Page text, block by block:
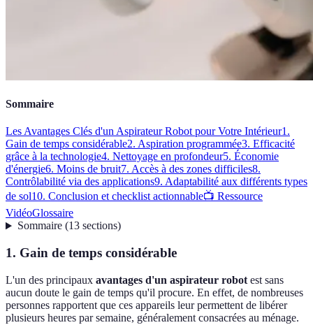
Sommaire
Les Avantages Clés d'un Aspirateur Robot pour Votre Intérieur1.
Gain de temps considérable2. Aspiration programmée3. Efficacité
grâce à la technologie4. Nettoyage en profondeur5. Économie
d'énergie6. Moins de bruit7. Accès à des zones difficiles8.
Contrôlabilité via des applications9. Adaptabilité aux différents types
de sol10. Conclusion et checklist actionnable📺 Ressource
VidéoGlossaire
Sommaire(13 sections)
1. Gain de temps considérable
L'un des principaux avantages d'un aspirateur robot est sans
aucun doute le gain de temps qu'il procure. En effet, de nombreuses
personnes rapportent que ces appareils leur permettent de libérer
plusieurs heures par semaine, généralement consacrées au ménage.